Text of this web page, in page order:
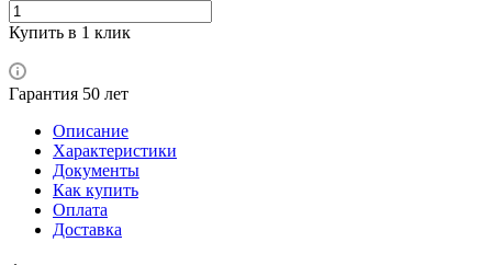
Купить в 1 клик
Гарантия 50 лет
Описание
Характеристики
Документы
Как купить
Оплата
Доставка